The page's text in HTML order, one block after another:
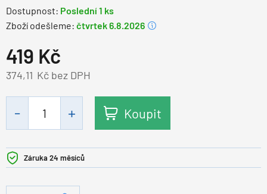
Dostupnost: Poslední 1 ks
Zboží odešleme: čtvrtek 6.8.2026
419 Kč
Kč bez DPH
374,11
Koupit
Záruka 24 měsíců